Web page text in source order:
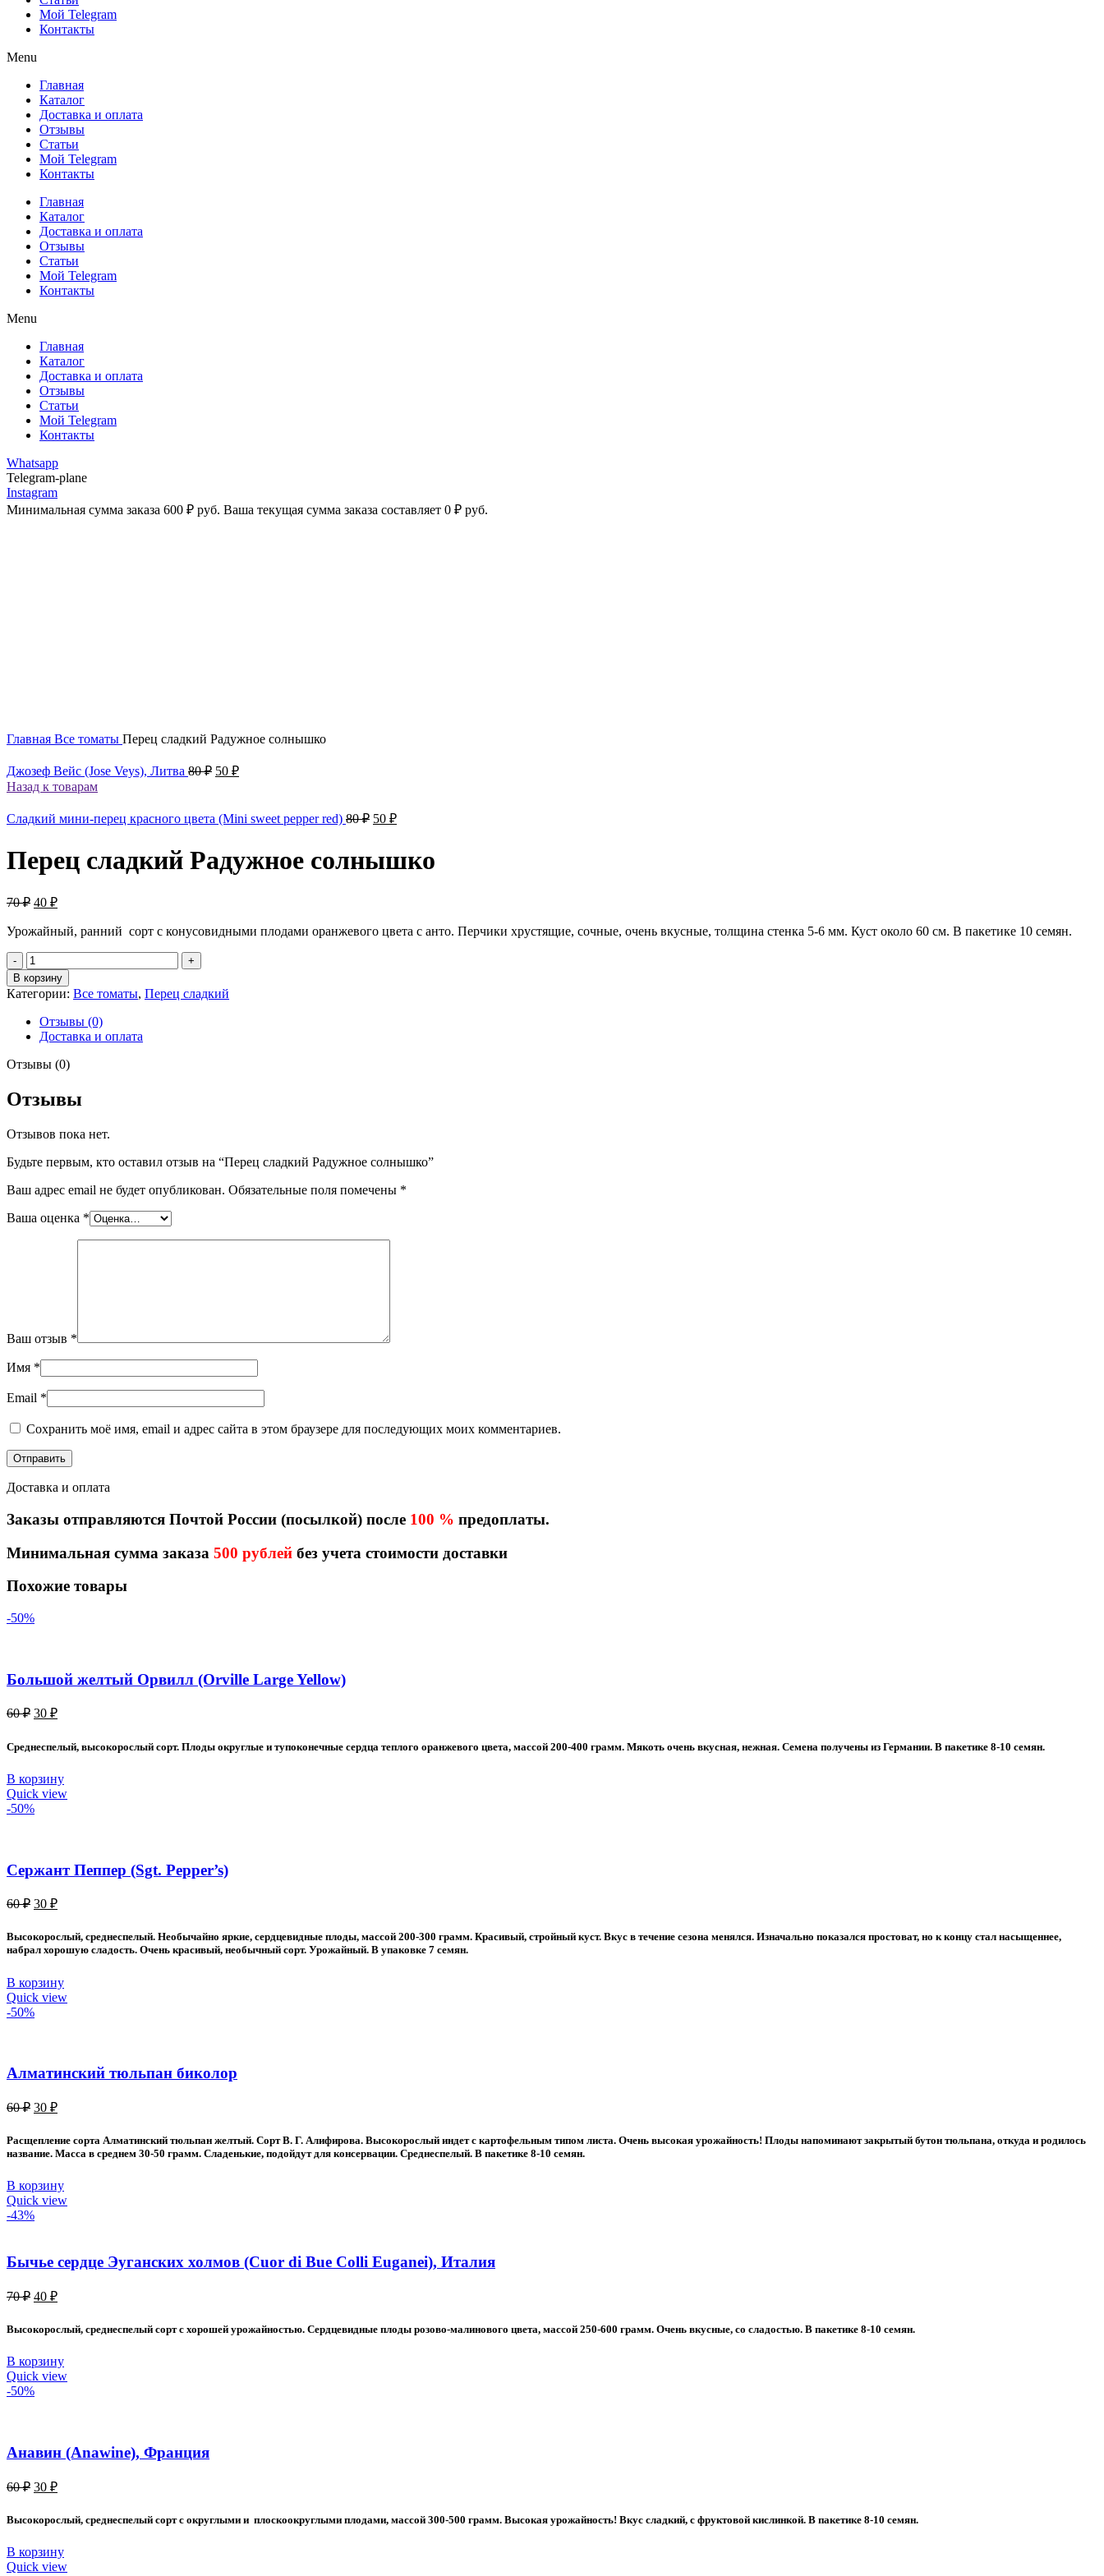
Мой Telegram
Контакты
Menu
Главная
Каталог
Доставка и оплата
Отзывы
Статьи
Мой Telegram
Контакты
Главная
Каталог
Доставка и оплата
Отзывы
Статьи
Мой Telegram
Контакты
Menu
Главная
Каталог
Доставка и оплата
Отзывы
Статьи
Мой Telegram
Контакты
Whatsapp
Telegram-plane
Instagram
Минимальная сумма заказа 600 ₽ руб. Ваша текущая сумма заказа составляет 0 ₽ руб.
Главная Все томаты Перец сладкий Радужное солнышко
Джозеф Вейс (Jose Veys), Литва 80₽ Первоначальная
80 ₽.
50 ₽Текущая
Назад к товарам
Сладкий мини-перец красного цвета (Mini sweet pepper red) 80₽ Первоначальная
80 ₽.
50 ₽Текущая
Перец сладкий Радужное солнышко
70₽ Первоначальная
составляла
40 ₽Текущая
40 ₽.
Урожайный, ранний сорт с конусовидными плодами оранжевого цвета с анто. Перчики хрустящие, сочные, очень вкусные, толщина стенка 5-6 мм. Куст около 60 см. В пакетике 10 семян.
Количество
товара
Перец
сладкий
Радужное
солнышко
В корзину
Категории: Все томаты, Перец сладкий
Отзывы (0)
Доставка и оплата
Отзывы (0)
Отзывы
Отзывов пока нет.
Будьте первым, кто оставил отзыв на “Перец сладкий Радужное солнышко”
Ваш адрес email не будет опубликован. Обязательные поля помечены *
Ваша оценка *
Ваш отзыв *
Имя *
Email *
Сохранить моё имя, email и адрес сайта в этом браузере для последующих моих комментариев.
Доставка и оплата
Заказы отправляются Почтой России (посылкой) после 100 % предоплаты.
Минимальная сумма заказа 500 рублей без учета стоимости доставки
Похожие товары
-50%
Большой желтый Орвилл (Orville Large Yellow)
60₽ Первоначальная
составляла
30 ₽Текущая
30 ₽.
Среднеспелый, высокорослый сорт. Плоды округлые и тупоконечные сердца теплого оранжевого цвета, массой 200-400 грамм. Мякоть очень вкусная, нежная. Семена получены из Германии. В пакетике 8-10 семян.
В корзину
Quick view
-50%
Сержант Пеппер (Sgt. Pepper’s)
60₽ Первоначальная
составляла
60 ₽.
30 ₽Текущая
30 ₽.
Высокорослый, среднеспелый. Необычайно яркие, сердцевидные плоды, массой 200-300 грамм. Красивый, стройный куст. Вкус в течение сезона менялся. Изначально показался простоват, но к концу стал насыщеннее,
набрал хорошую сладость. Очень красивый, необычный сорт. Урожайный. В упаковке 7 семян.
В корзину
Quick view
-50%
Алматинский тюльпан биколор
60₽ Первоначальная
60 ₽.
30 ₽Текущая
30 ₽.
Расщепление сорта Алматинский тюльпан желтый. Сорт В. Г. Алифирова. Высокорослый индет с картофельным типом листа. Очень высокая урожайность! Плоды напоминают закрытый бутон тюльпана, откуда и родилось
название. Масса в среднем 30-50 грамм. Сладенькие, подойдут для консервации. Среднеспелый. В пакетике 8-10 семян.
В корзину
Quick view
-43%
Бычье сердце Эуганских холмов (Cuor di Bue Colli Euganei), Италия
70₽ Первоначальная
составляла
70 ₽.
40 ₽Текущая
40 ₽.
Высокорослый, среднеспелый сорт с хорошей урожайностью. Сердцевидные плоды розово-малинового цвета, массой 250-600 грамм. Очень вкусные, со сладостью. В пакетике 8-10 семян.
В корзину
Quick view
-50%
Анавин (Anawine), Франция
60₽ Первоначальная
составляла
60 ₽.
30 ₽Текущая
30 ₽.
Высокорослый, среднеспелый сорт с округлыми и плоскоокруглыми плодами, массой 300-500 грамм. Высокая урожайность! Вкус сладкий, с фруктовой кислинкой. В пакетике 8-10 семян.
В корзину
Quick view